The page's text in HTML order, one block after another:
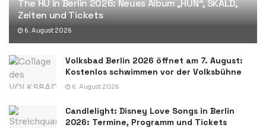
The HU in Berlin 2026: Neues Album „HUN“, SKÁLD,
Zeiten und Tickets
6. August 2026
Volksbad Berlin 2026 öffnet am 7. August:
Kostenlos schwimmen vor der Volksbühne
6. August 2026
Candlelight: Disney Love Songs in Berlin
2026: Termine, Programm und Tickets